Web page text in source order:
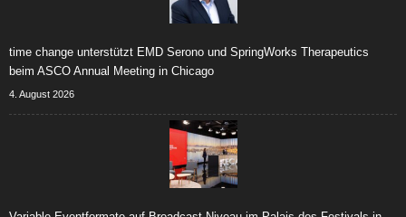
time change unterstützt EMD Serono und SpringWorks Therapeutics
beim ASCO Annual Meeting in Chicago
4. August 2026